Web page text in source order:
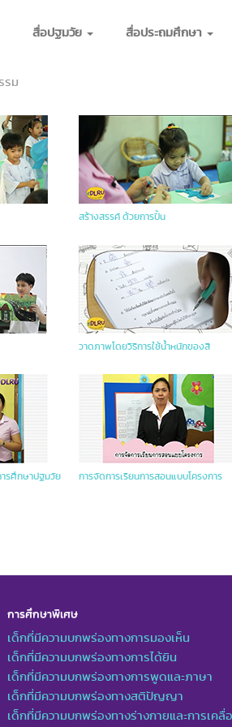
สื่อปฐมวัย สื่อประถมศึกษา
รม
สร้างสรรค์ ด้วยการปั้น
วาดภาพโดยวิธีการใช้น้ำหนักของสี
รศึกษาปฐมวัย
การจัดการเรียนการสอนแบบโครงการ
การศึกษาพิเศษ
เด็กที่มีความบกพร่องทางการมองเห็น
เด็กที่มีความบกพร่องทางการได้ยิน
เด็กที่มีความบกพร่องทางการพูดและภาษา
เด็กที่มีความบกพร่องทางสติปัญญา
เด็กที่มีความบกพร่องทางร่างกายและการเคลื่